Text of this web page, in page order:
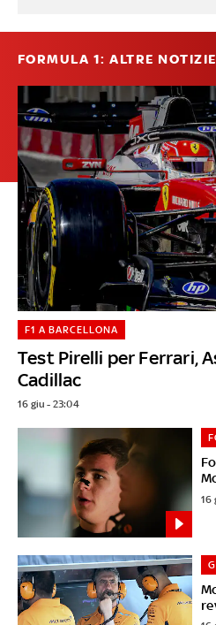
FORMULA 1: ALTRE NOTIZIE
Test Pirelli per Ferrari,
Cadillac
F1 A BARCELLONA
16 giu - 23:04
16